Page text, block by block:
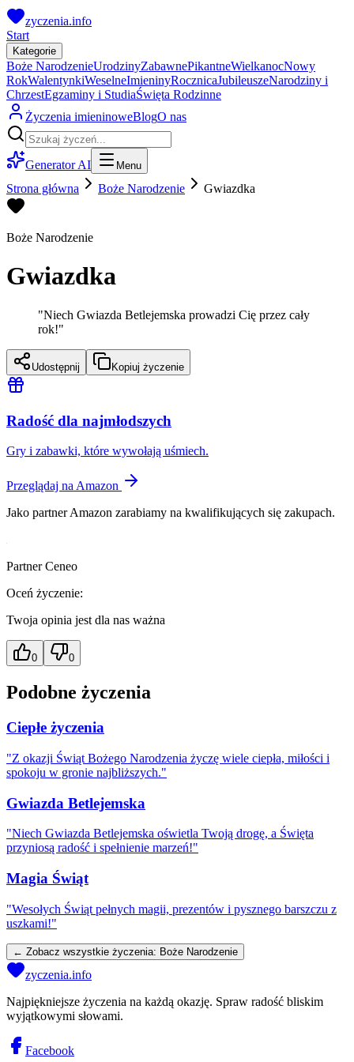
zyczenia.info
Start
Kategorie
Boże NarodzenieUrodzinyZabawnePikantneWielkanocNowy
RokWalentynkiWeselneImieninyRocznicaJubileuszeNarodziny i
ChrzestEgzaminy i StudiaŚwięta Rodzinne
Życzenia imieninoweBlogO nas
Generator AI Menu
Strona główna Boże Narodzenie Gwiazdka
Boże Narodzenie
Gwiazdka
"Niech Gwiazda Betlejemska prowadzi Cię przez cały
rok!"
Udostępnij Kopiuj życzenie
Radość dla najmłodszych
Gry i zabawki, które wywołają uśmiech.
Przeglądaj na Amazon
Jako partner Amazon zarabiamy na kwalifikujących się zakupach.
Partner Ceneo
Oceń życzenie:
Twoja opinia jest dla nas ważna
0 0
Podobne życzenia
Ciepłe życzenia
"Z okazji Świąt Bożego Narodzenia życzę wiele ciepła, miłości i
spokoju w gronie najbliższych."
Gwiazda Betlejemska
"Niech Gwiazda Betlejemska oświetla Twoją drogę, a Święta
przyniosą radość i spełnienie marzeń!"
Magia Świąt
"Wesołych Świąt pełnych magii, prezentów i pysznego barszczu z
uszkami!"
← Zobacz wszystkie życzenia: Boże Narodzenie
zyczenia.info
Najpiękniejsze życzenia na każdą okazję. Spraw radość bliskim
wyjątkowymi słowami.
Facebook